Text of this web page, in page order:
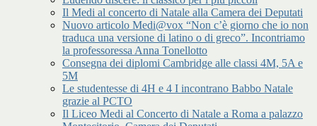
Il Medi al concerto di Natale alla Camera dei Deputati
Nuovo articolo Medi@vox “Non c’è giorno che io non
traduca una versione di latino o di greco”. Incontriamo
la professoressa Anna Tonellotto
Consegna dei diplomi Cambridge alle classi 4M, 5A e
5M
Le studentesse di 4H e 4 I incontrano Babbo Natale
grazie al PCTO
Il Liceo Medi al Concerto di Natale a Roma a palazzo